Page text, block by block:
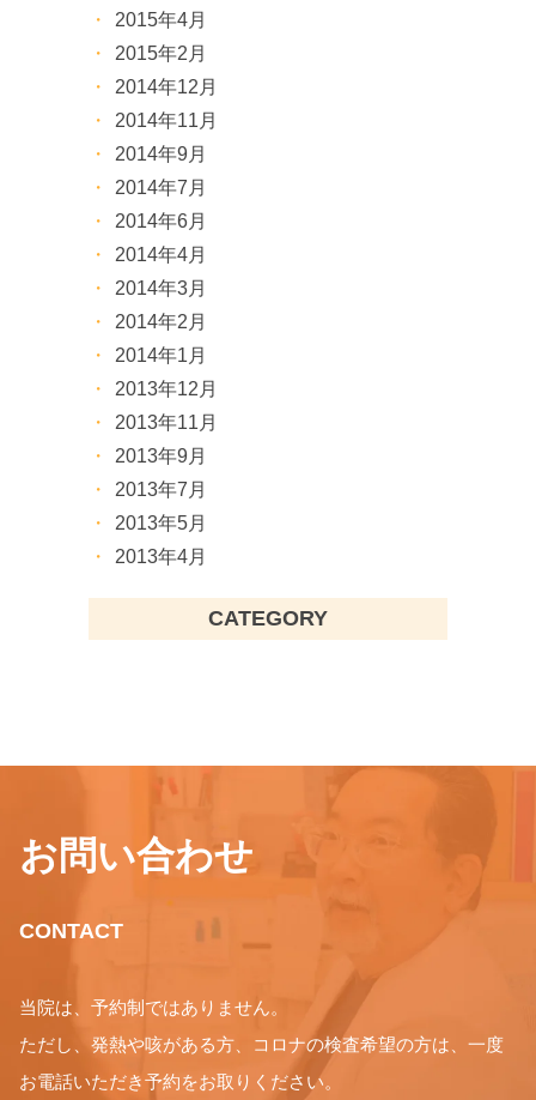
2015年4月
2015年2月
2014年12月
2014年11月
2014年9月
2014年7月
2014年6月
2014年4月
2014年3月
2014年2月
2014年1月
2013年12月
2013年11月
2013年9月
2013年7月
2013年5月
2013年4月
CATEGORY
お問い合わせ
CONTACT
当院は、予約制ではありません。
ただし、発熱や咳がある方、コロナの検査希望の方は、一度
お電話いただき予約をお取りください。